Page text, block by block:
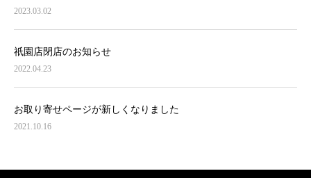
2023.03.02
祇園店閉店のお知らせ
2022.04.23
お取り寄せページが新しくなりました
2021.10.16